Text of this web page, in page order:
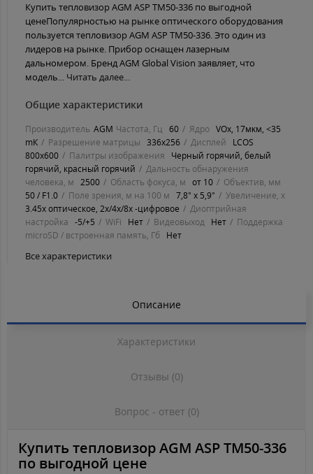
Купить тепловизор AGM ASP TM50-336 по выгодной
ценеПопулярностью на рынке оптического оборудования
пользуется тепловизор AGM ASP TM50-336. Это один из
лидеров на рынке. Прибор оснащен лазерным
дальномером. Бренд AGM Global Vision заявляет, что
модель... Читать далее...
Общие характеристики
Производитель AGM Частота, Гц 60 Ядро VOx, 17мĸм, <35
mК
Разрешение матрицы 336x256 Дисплей
LСОЅ
800x600
Палитры изображения
Черный горячий, белый
горячий, красный горячий
Дальность обнаружения
человека, м 2500 Область фокуса, м от 10
Объектив, мм
50 / F1.0
Поле зрения, м на 100 м 7,8° х 5,9°
Увеличение, х
3.45x оптическое, 2х/4х/8х -цифровое
Диоптрийная
настройка -5/+5 WiFi Нет Видеовыход Нет
Поддержка
microSD / встроенная память, Гб
Нет
Все характеристики
Описание
Характеристики
Отзывы (0)
Вопрос - ответ (0)
Купить тепловизор AGM ASP TM50-336
по выгодной цене